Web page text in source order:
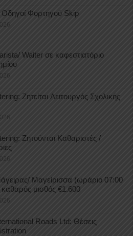
Οδηγοί Φορτηγού Skip
Waiter σε καφεστιατόριο
Ζητείται Λειτουργός Σχολικής
Ζητούνται Καθαριστές /
Μαγείρισσα (ωράριο 07:00
μισθός €1.600
Roads Ltd: Θέσεις